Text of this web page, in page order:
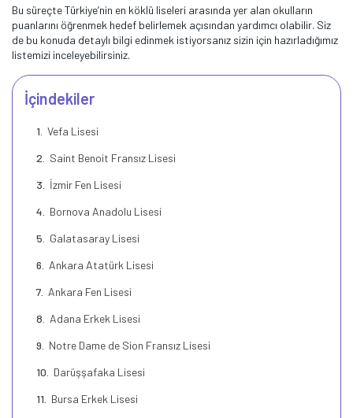
Bu süreçte Türkiye’nin en köklü liseleri arasında yer alan okulların
puanlarını öğrenmek hedef belirlemek açısından yardımcı olabilir. Siz
de bu konuda detaylı bilgi edinmek istiyorsanız sizin için hazırladığımız
listemizi inceleyebilirsiniz.
İçindekiler
Vefa Lisesi
Saint Benoit Fransız Lisesi
İzmir Fen Lisesi
Bornova Anadolu Lisesi
Galatasaray Lisesi
Ankara Atatürk Lisesi
Ankara Fen Lisesi
Adana Erkek Lisesi
Notre Dame de Sion Fransız Lisesi
Darüşşafaka Lisesi
Bursa Erkek Lisesi